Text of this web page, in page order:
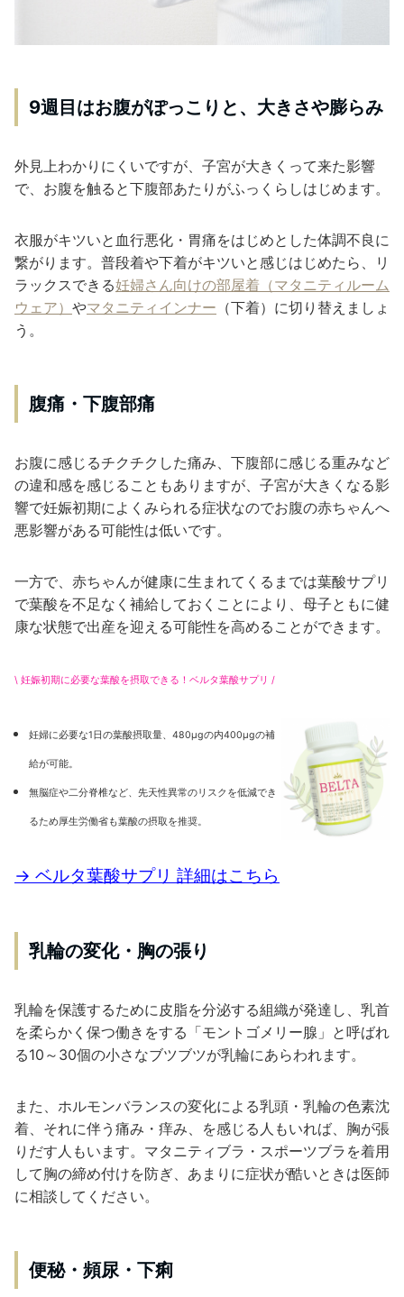
9週目はお腹がぽっこりと、大きさや膨らみ
外見上わかりにくいですが、子宮が大きくって来た影響
で、お腹を触ると下腹部あたりがふっくらしはじめます。
衣服がキツいと血行悪化・胃痛をはじめとした体調不良に
繋がります。普段着や下着がキツいと感じはじめたら、リ
ラックスできる妊婦さん向けの部屋着（マタニティルーム
ウェア） やマタニティインナー （下着）に切り替えましょ
う。
腹痛・下腹部痛
お腹に感じるチクチクした痛み、下腹部に感じる重みなど
の違和感を感じることもありますが、子宮が大きくなる影
響で妊娠初期によくみられる症状なのでお腹の赤ちゃんへ
悪影響がある可能性は低いです。
一方で、赤ちゃんが健康に生まれてくるまでは葉酸サプリ
で葉酸を不足なく補給しておくことにより、母子ともに健
康な状態で出産を迎える可能性を高めることができます。
\ 妊娠初期に必要な葉酸を摂取できる！ベルタ葉酸サプリ /
妊婦に必要な1日の葉酸摂取量、480µgの内400µgの補
給が可能。
無脳症や二分脊椎など、先天性異常のリスクを低減でき
るため厚生労働省も葉酸の摂取を推奨。
→ ベルタ葉酸サプリ 詳細はこちら
乳輪の変化・胸の張り
乳輪を保護するために皮脂を分泌する組織が発達し、乳首
を柔らかく保つ働きをする「モントゴメリー腺」と呼ばれ
る10～30個の小さなブツブツが乳輪にあらわれます。
また、ホルモンバランスの変化による乳頭・乳輪の色素沈
着、それに伴う痛み・痒み、を感じる人もいれば、胸が張
りだす人もいます。マタニティブラ・スポーツブラを着用
して胸の締め付けを防ぎ、あまりに症状が酷いときは医師
に相談してください。
便秘・頻尿・下痢